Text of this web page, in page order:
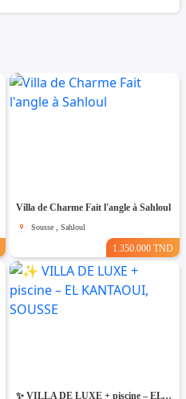
Villa de Charme Fait l'angle à Sahloul
Sousse , Sahloul
1.350.000 TND
​✨ VILLA DE LUXE + piscine – EL KANTAOUI, SOUSSE